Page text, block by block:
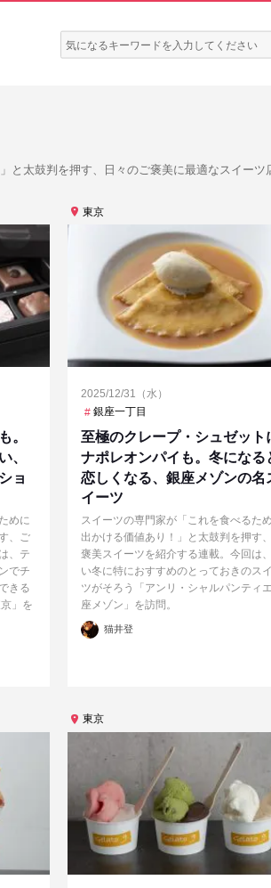
検
索:
太鼓判を押す、日々のご褒美に最適なスイーツ
。
、
ョ
めに
、ご
、テ
でチ
きる
」を
東京
2025/12/31（水）
銀座一丁目
至極のクレープ・シュゼット
ナポレオンパイも。冬になる
恋しくなる、銀座メゾンの名
イーツ
スイーツの専門家が「これを食べるた
出かける価値あり！」と太鼓判を押す
褒美スイーツを紹介する連載。今回は
い冬に特におすすめのとっておきのス
ツがそろう「アンリ・シャルパンティ
座メゾン」を訪問。
投
稿
猫井登
東京